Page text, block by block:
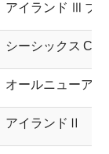
アイランド Ⅲ ブ
シーシックス C6
オールニューア
アイランドⅡ